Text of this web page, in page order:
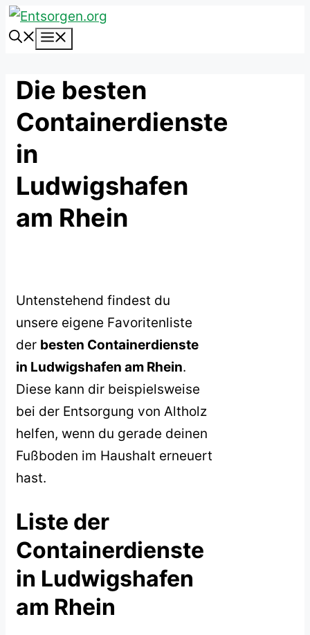
Zum
Inhalt
Die besten
Containerdienste
in
Ludwigshafen
am Rhein
Untenstehend findest du
unsere eigene Favoritenliste
der besten Containerdienste
in Ludwigshafen am Rhein.
Diese kann dir beispielsweise
bei der Entsorgung von Altholz
helfen, wenn du gerade deinen
Fußboden im Haushalt erneuert
hast.
Liste der
Containerdienste
in Ludwigshafen
am Rhein